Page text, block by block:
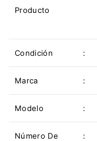
Producto
Condición :
Marca :
Modelo :
Número De
: